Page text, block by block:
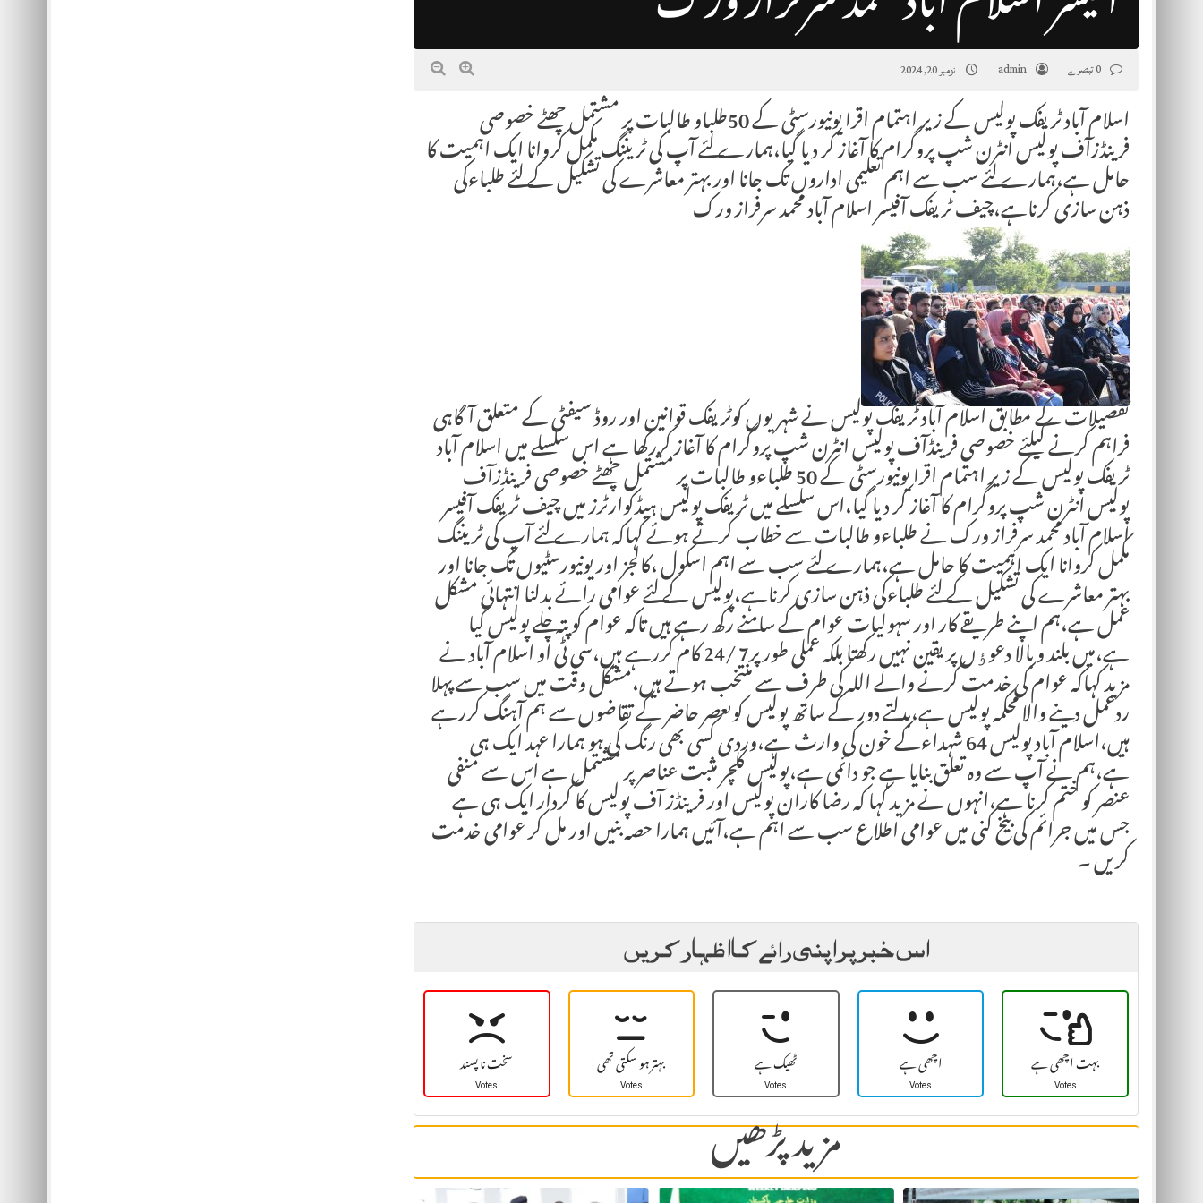
admin نومبر 20, 2024
اسلام آباد ٹریفک پولیس کے زیر اہتمام اقرا یونیورسٹی کے 50طلباو طالبات پر مشتمل چھٹے خصوصی
فرینڈزآف پولیس انٹرن شپ پروگرام کا آغاز کر دیا گیا،ہمارے لئے آپ کی ٹریننگ مکمل کروانا ایک اہمیت کا
حامل ہے،ہمارے لئے سب سے اہم تعلیمی اداروں تک جانا اور بہتر معاشرے کی تشکیل کے لئے طلباءکی
ذہن سازی کرناہے،چیف ٹریفک آفیسر اسلام آباد محمد سرفراز ورک
تفصیلات کے مطابق اسلام آباد ٹریفک پولیس نے شہریوں کوٹریفک قوانین اور روڈ سیفٹی کے متعلق آگاہی
فراہم کرنے کیلئے خصوصی فرینڈآف پولیس انٹرن شپ پروگرام کا آغاز کررکھا ہے اس سلسلے میں اسلام آباد
ٹریفک پولیس کے زیر اہتمام اقرا یونیورسٹی کے 50 طلباءو طالبات پر مشتمل چھٹے خصوصی فرینڈزآف
پولیس انٹرن شپ پروگرام کا آغاز کر دیا گیا،اس سلسلے میں ٹریفک پولیس ہیڈکوارٹرز میں چیف ٹریفک آفیسر
اسلام آباد محمد سرفراز ورک نے طلباءو طالبات سے خطاب کرتے ہوئے کہاکہ ہمارے لئے آپ کی ٹریننگ
مکمل کروانا ایک اہمیت کا حامل ہے،ہمارے لئے سب سے اہم اسکول ،کالجز اور یونیورسٹیوں تک جانا اور
بہتر معاشرے کی تشکیل کے لئے طلباءکی ذہن سازی کرناہے،پولیس کے لئے عوامی رائے بدلنا انتہائی مشکل
عمل ہے،ہم اپنے طریقے کار اور سہولیات عوام کے سامنے رکھ رہے ہیں تاکہ عوام کو پتہ چلے پولیس کیا
ہے،میں بلند و بالا دعوﺅں پر یقین نہیں رکھتا بلکہ عملی طور پر7 /24 کام کررہے ہیں،سی ٹی او اسلام آباد نے
مزید کہاکہ عوام کی خدمت کرنے والے اللہ کی طرف سے منتخب ہوتے ہیں،مشکل وقت میں سب سے پہلا
ردعمل دینے والا محکمہ پولیس ہے،بدلتے دور کے ساتھ پولیس کوںعصر حاضر کے تقاضوں سے ہم آہنگ کررہے
ہیں،اسلام آباد پولیس 64 شہداءکے خون کی وارث ہے،وردی کسی بھی رنگ کی ہو ہمارا عہد ایک ہی
ہے،ہم نے آپ سے وہ تعلق بنایا ہے جو دائمی ہے،پولیس کلچر مثبت عناصر پر مشتمل ہے اس سے منفی
عنصر کو ختم کرنا ہے،انہوں نے مزید کہا کہ رضا کاران پولیس اور فرینڈز آف پولیس کا کردار ایک ہی ہے
جس میں جرائم کی بیخ کنی میں عوامی اطلاع سب سے اہم ہے،آئیں ہمارا حصہ بنیں اور مل کر عوامی خدمت
کریں ۔
اس خبر پر اپنی رائے کا اظہار کریں
سخت نا پسند
Votes بہتر ہو سکتی تھی
Votes ٹھیک ہے
Votes اچھی ہے
Votes بہت اچھی ہے
Votes
مزید پڑھیں